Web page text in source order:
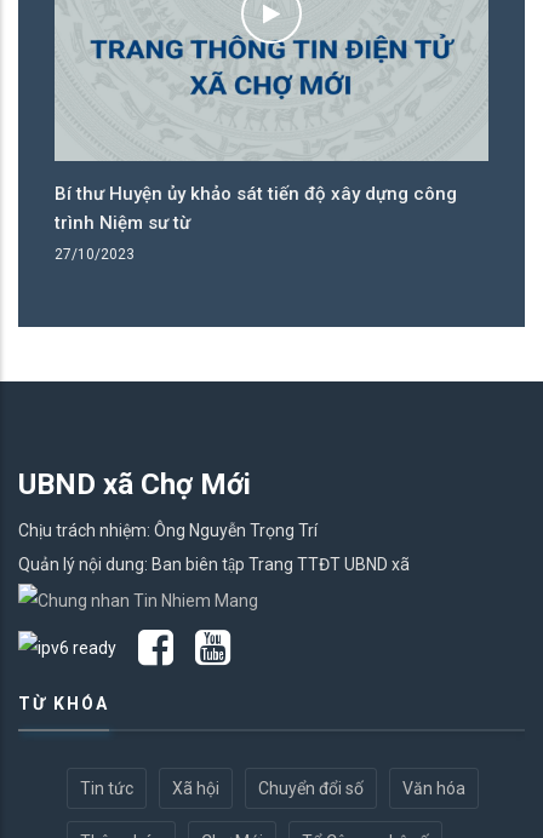
công
Đại biểu Hội đồng nhân dân 3 cấp tiếp xúc cử
trước kỳ họp
UBND xã Chợ Mới
Chịu trách nhiệm: Ông Nguyễn Trọng Trí
Quản lý nội dung: Ban biên tập Trang TTĐT UBND xã
TỪ KHÓA
Tin tức Xã hội Chuyển đổi số Văn hóa